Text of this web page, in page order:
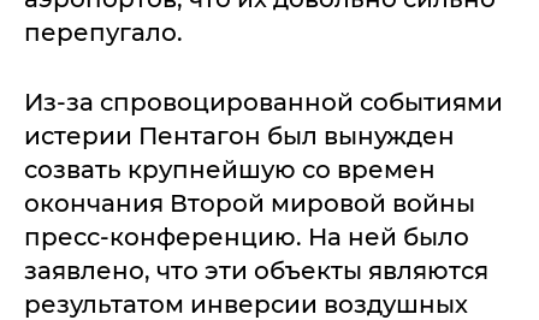
перепугало.
Из-за спровоцированной событиями
истерии Пентагон был вынужден
созвать крупнейшую со времен
окончания Второй мировой войны
пресс-конференцию. На ней было
заявлено, что эти объекты являются
результатом инверсии воздушных